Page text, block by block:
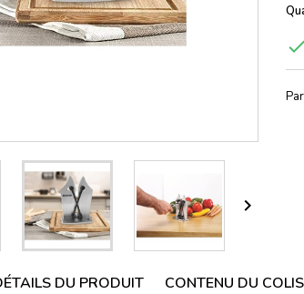


DU PRODUIT CONTENU DU COLIS